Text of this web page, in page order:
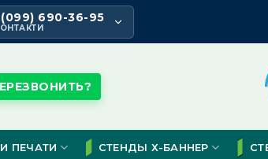
690-36-95
ПЕЧАТИ СТЕНДЫ Х-БАННЕР